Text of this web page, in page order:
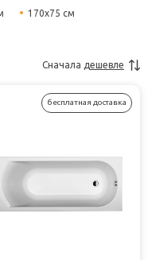
170х75 см
Сначала дешевле
бесплатная доставка